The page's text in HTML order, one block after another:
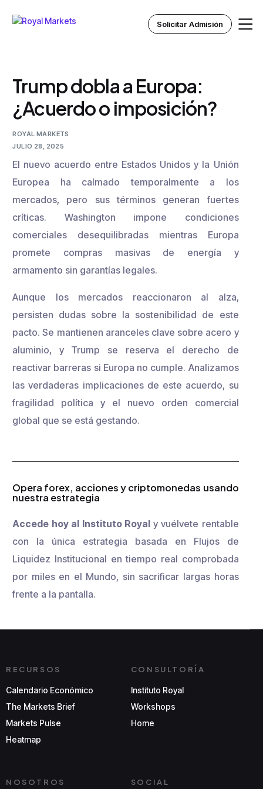
Solicitar Admisión
Trump dobla a Europa:
¿Acuerdo o imposición?
ROYAL MARKETS
JULIO 28, 2025
El nuevo acuerdo entre Estados Unidos y la Unión
Europea ha calmado temporalmente a los
mercados, pero sus términos generan fuertes
críticas. Washington impone condiciones
comerciales desequilibradas mientras Europa
promete compras masivas de energía y
armamento sin garantías legales.
Aunque los mercados reaccionaron al alza,
persisten dudas sobre la sostenibilidad de este
pacto. Se mantienen aranceles clave sobre acero y
aluminio, y Trump se reserva el derecho de
reactivar barreras si Europa no cumple. Analizamos
las verdaderas implicaciones de este acuerdo, su
fragilidad política y el nuevo orden comercial
global que se está gestando.
Opera forex, acciones y criptomonedas usando
nuestra estrategia
Accede hoy al Instituto Royal y vuélvete rentable
con la única estrategia basada en Flujos de
Liquidez Institucional en tiempo real comprobada
por miles en el Mundo, sin sacrificar largas horas
frente a la pantalla.
RECURSOS
Calendario Económico
The Markets Brief
Markets Pulse
Heatmap
CONSULTORÍA
Instituto Royal
Workshops
Home
NOSOTROS SOCIAL
Inicio
Instituto Royal
Recursos